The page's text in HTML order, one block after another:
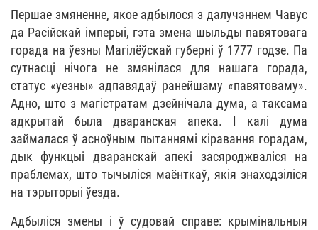
Першае змяненне, якое адбылося з далучэннем Чавус
да Расійскай імперыі, гэта змена шыльды павятовага
горада на ўезны Магілёўскай губерні ў 1777 годзе. Па
сутнасці нічога не змянілася для нашага горада,
статус «уезны» адпавядаў ранейшаму «павятоваму».
Адно, што з магістратам дзейнічала дума, а таксама
адкрытай была дваранская апека. І калі дума
займалася ў асноўным пытаннямі кіравання горадам,
дык функцыі дваранскай апекі засяроджваліся на
праблемах, што тычыліся маёнткаў, якія знаходзіліся
на тэрыторыі ўезда.
Адбыліся змены і ў судовай справе: крымінальныя